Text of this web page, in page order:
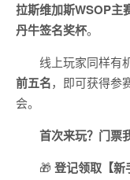
拉斯维加斯WSOP主
丹牛签名奖杯。
线上玩家同样有
前五名，即可获得参
会。
首次来玩？门票
🎁 登记领取【新